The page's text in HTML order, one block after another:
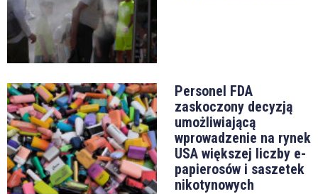
Personel FDA
zaskoczony decyzją
umożliwiającą
wprowadzenie na rynek
USA większej liczby e-
papierosów i saszetek
nikotynowych